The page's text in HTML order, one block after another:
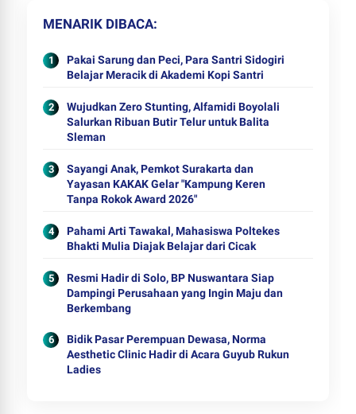
MENARIK DIBACA
Pakai Sarung dan Peci, Para Santri Sidogiri
Belajar Meracik di Akademi Kopi Santri
Wujudkan Zero Stunting, Alfamidi Boyolali
Salurkan Ribuan Butir Telur untuk Balita
Sleman
Sayangi Anak, Pemkot Surakarta dan
Yayasan KAKAK Gelar "Kampung Keren
Tanpa Rokok Award 2026"
Pahami Arti Tawakal, Mahasiswa Poltekes
Bhakti Mulia Diajak Belajar dari Cicak
Resmi Hadir di Solo, BP Nuswantara Siap
Dampingi Perusahaan yang Ingin Maju dan
Berkembang
Bidik Pasar Perempuan Dewasa, Norma
Aesthetic Clinic Hadir di Acara Guyub Rukun
Ladies